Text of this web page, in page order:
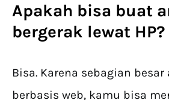
Apakah bisa buat
bergerak lewat HP?
Bisa. Karena sebagian
berbasis web, kamu bisa